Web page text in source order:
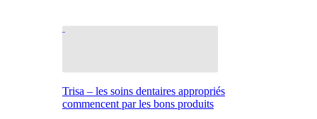
Trisa – les soins dentaires appropriés
commencent par les bons produits